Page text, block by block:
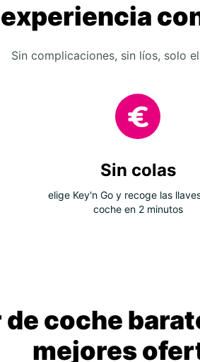
Sin complicaciones, sin líos, solo
Sin colas
elige Key'n Go y recoge las
coche en 2 minutos
coche
mejores